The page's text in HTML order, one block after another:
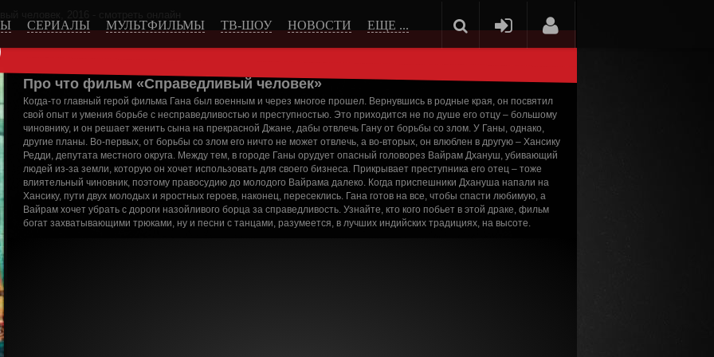
СЕРИАЛЫ МУЛЬТФИЛЬМЫ ТВ-ШОУ НОВОСТИ ЕЩЕ ...
Про что фильм «Справедливый человек»
Когда-то главный герой фильма Гана был военным и через многое прошел. Вернувшись в родные края, он посвятил
свой опыт и умения борьбе с несправедливостью и преступностью. Это приходится не по душе его отцу – большому
чиновнику, и он решает женить сына на прекрасной Джане, дабы отвлечь Гану от борьбы со злом. У Ганы, однако,
другие планы. Во-первых, от борьбы со злом его ничто не может отвлечь, а во-вторых, он влюблен в другую – Хансику
Редди, депутата местного округа. Между тем, в городе Ганы орудует опасный головорез Вайрам Дхануш, убивающий
людей из-за земли, которую он хочет использовать для своего бизнеса. Прикрывает преступника его отец – тоже
влиятельный чиновник, поэтому правосудию до молодого Вайрама далеко. Когда приспешники Дхануша напали на
Хансику, пути двух молодых и яростных героев, наконец, пересеклись. Гана готов на все, чтобы спасти любимую, а
Вайрам хочет убрать с дороги назойливого борца за справедливость. Узнайте, кто кого побьет в этой драке, фильм
богат захватывающими трюками, ну и песни с танцами, разумеется, в лучших индийских традициях, на высоте.